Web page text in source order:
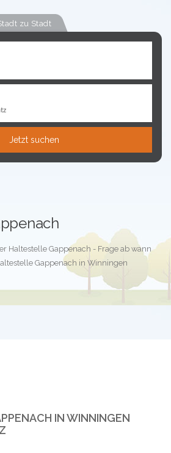
zu Stadt
Jetzt suchen
Haltestelle Gappenach - Frage ab wann
Gappenach in Winningen
IN WINNINGEN